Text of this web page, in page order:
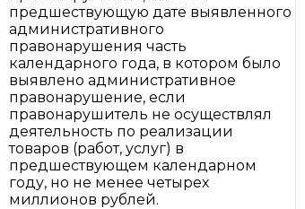
предшествующую дате выявленного
административного
правонарушения часть
календарного года, в котором было
выявлено административное
правонарушение, если
правонарушитель не осуществлял
деятельность по реализации
товаров (работ, услуг) в
предшествующем календарном
году, но не менее четырех
миллионов рублей.